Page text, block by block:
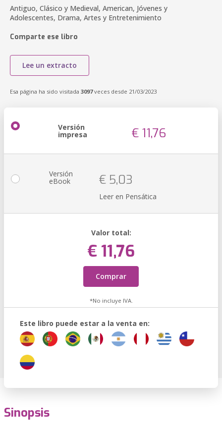
Antiguo, Clásico y Medieval, American, Jóvenes y
Adolescentes, Drama, Artes y Entretenimiento
Comparte ese libro
Lee un extracto
Esa página ha sido visitada 3097veces desde 21/03/2023
Versión
impresa € 11,76
Versión
eBook € 5,03
Leer en Pensática
Valor total:
€ 11,76
Comprar
*No incluye IVA.
Este libro puede estar a la venta en:
Sinopsis